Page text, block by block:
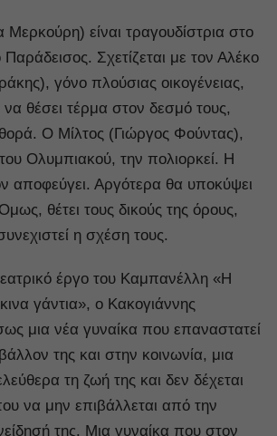
είναι τραγουδίστρια στο
Παράδεισος. Σχετίζεται με τον Αλέκο
γόνο πλούσιας οικογένειας,
θέσει τέρμα στον δεσμό τους,
Ο Μίλτος (Γιώργος Φούντας),
Ολυμπιακού, την πολιορκεί. Η
αποφεύγει. Αργότερα θα υποκύψει
θέτει τους δικούς της όρους,
η σχέση τους.
έργο του Καμπανέλλη «Η
γάντια», ο Κακογιάννης
μια νέα γυναίκα που επαναστατεί
της και στην κοινωνία, μια
τη ζωή της και δεν δέχεται
να μην επιβάλλεται από την
της. Μια γυναίκα που στον